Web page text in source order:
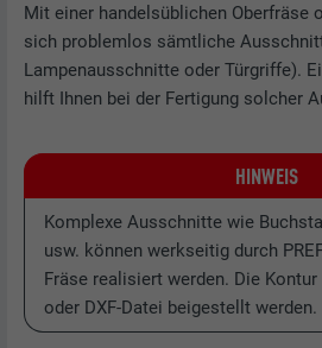
Mit einer handelsüblichen Oberfräse
sich problemlos sämtliche
Lampenausschnitte oder Türgriffe).
hilft Ihnen bei der Fertigung solcher
HINWEIS
Komplexe Ausschnitte wie
usw. können werkseitig durch
Fräse realisiert werden. Die
oder DXF-Datei beigestellt werden.